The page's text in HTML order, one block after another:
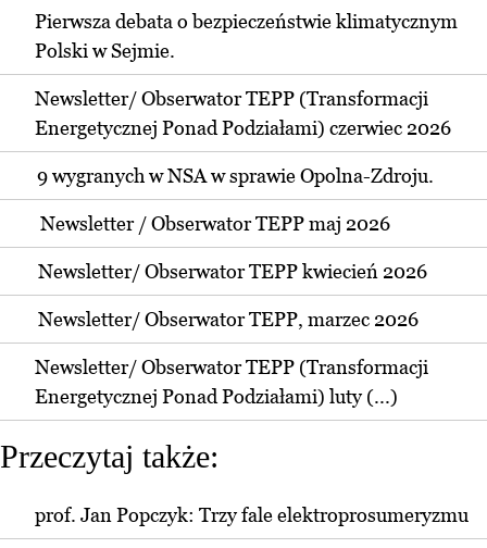
Pierwsza debata o bezpieczeństwie klimatycznym
Polski w Sejmie.
Newsletter/ Obserwator TEPP (Transformacji
Energetycznej Ponad Podziałami) czerwiec 2026
9 wygranych w NSA w sprawie Opolna-Zdroju.
Newsletter / Obserwator TEPP maj 2026
Newsletter/ Obserwator TEPP kwiecień 2026
Newsletter/ Obserwator TEPP, marzec 2026
Newsletter/ Obserwator TEPP (Transformacji
Energetycznej Ponad Podziałami) luty (...)
Przeczytaj także:
prof. Jan Popczyk: Trzy fale elektroprosumeryzmu